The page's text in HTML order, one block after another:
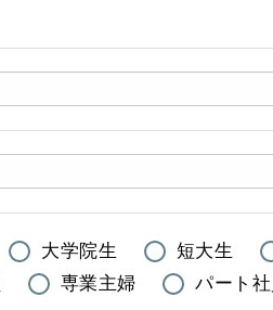
大学院生 短大生
専業主婦 パート社